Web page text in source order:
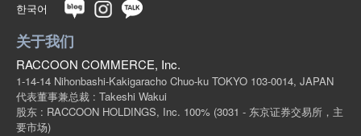
한국어
关于我们
RACCOON COMMERCE, Inc.
1-14-14 Nihonbashi-Kakigaracho Chuo-ku TOKYO 103-0014, JAPAN
代表董事兼总裁 : Takeshi Wakui
股东 : RACCOON HOLDINGS, Inc. 100% (3031 - 东京证券交易所，主
要市场)